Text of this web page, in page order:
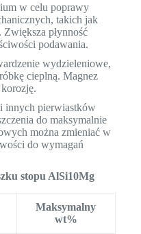
w celu poprawy
takich jak
płynność
podawania.
wydzieleniowe,
cieplną. Magnez
innych pierwiastków
do maksymalnie
można zmieniać w
do wymagań
stopu AlSi10Mg
Maksymalny
wt%